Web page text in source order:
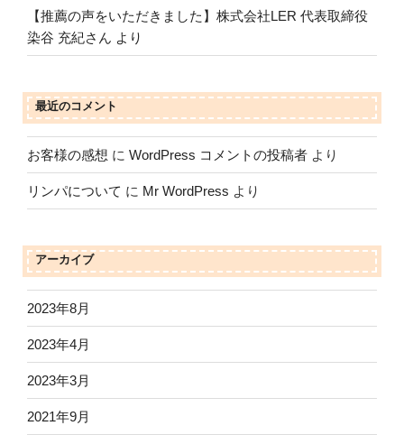
【推薦の声をいただきました】株式会社LER 代表取締役
染谷 充紀さん より
最近のコメント
お客様の感想 に WordPress コメントの投稿者 より
リンパについて に Mr WordPress より
アーカイブ
2023年8月
2023年4月
2023年3月
2021年9月